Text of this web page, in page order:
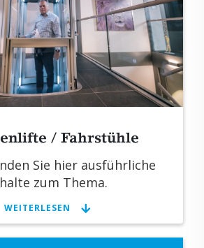
/ Fahr­stüh­le
Sie hier aus­führ­li­che
zum Thema.
WEI­TER­LE­SEN